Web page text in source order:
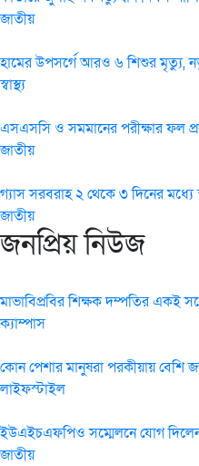
জাতীয়
হামের উপসর্গে আরও ৬ শিশুর মৃত্যু,
স্বাস্থ্য
এসএসসি ও সমমানের পরীক্ষার ফল
জাতীয়
গ্যাস সরবরাহ ২ থেকে ৩ দিনের মধ্যে
জাতীয়
জনপ্রিয় নিউজ
মাভাবিপ্রবির শিক্ষক দম্পতির একই
ক্যাম্পাস
কোন পেশার মানুষরা পরকীয়ায় বেশি
লাইফস্টাইল
ইউএইচএফপিও সম্মেলনে যোগ দিলেন
জাতীয়